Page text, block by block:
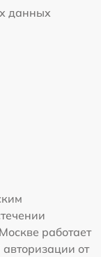
данных
работает
от